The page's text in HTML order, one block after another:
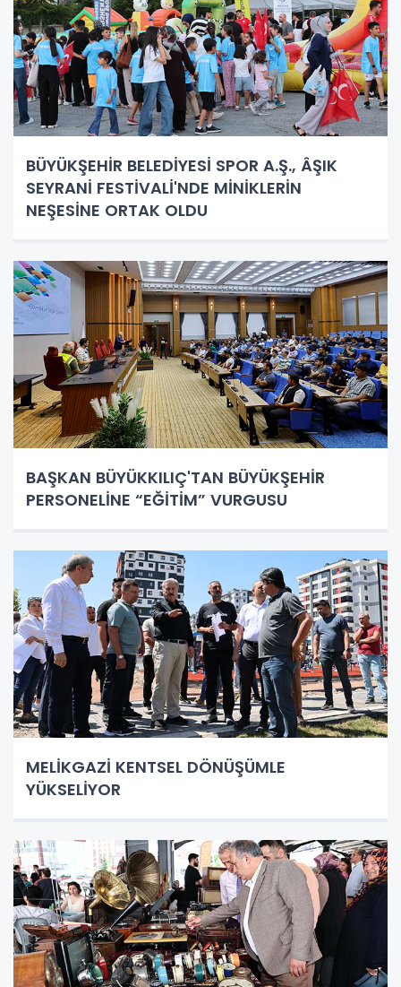
BÜYÜKŞEHİR BELEDİYESİ SPOR A.Ş., ÂŞIK
SEYRANİ FESTİVALİ'NDE MİNİKLERİN
NEŞESİNE ORTAK OLDU
BAŞKAN BÜYÜKKILIÇ'TAN BÜYÜKŞEHİR
PERSONELİNE “EĞİTİM” VURGUSU
MELİKGAZİ KENTSEL DÖNÜŞÜMLE
YÜKSELİYOR